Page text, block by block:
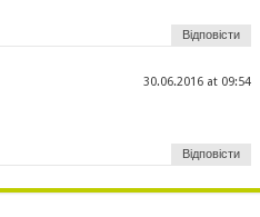
Відповісти
30.06.2016 at 09:54
Відповісти